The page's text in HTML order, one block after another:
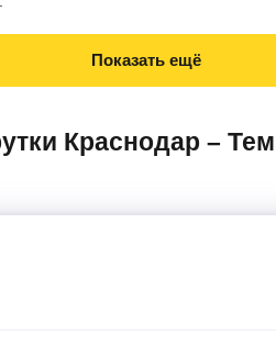
Показать ещё